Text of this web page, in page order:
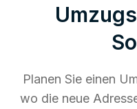
Planen Sie einen
wo die neue